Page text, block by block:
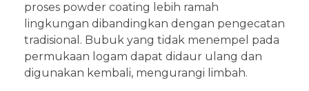
proses powder coating lebih ramah
lingkungan dibandingkan dengan pengecatan
tradisional. Bubuk yang tidak menempel pada
permukaan logam dapat didaur ulang dan
digunakan kembali, mengurangi limbah.